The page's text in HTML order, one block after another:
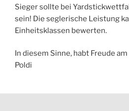
Sieger sollte bei
sein! Die seglerische Leistung
Einheitsklassen bewerten.
In diesem Sinne, habt Freude
Poldi